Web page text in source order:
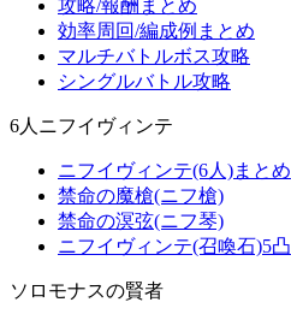
攻略/報酬まとめ
効率周回/編成例まとめ
マルチバトルボス攻略
シングルバトル攻略
6人ニフイヴィンテ
ニフイヴィンテ(6人)まとめ
禁命の魔槍(ニフ槍)
禁命の溟弦(ニフ琴)
ニフイヴィンテ(召喚石)5凸
ソロモナスの賢者